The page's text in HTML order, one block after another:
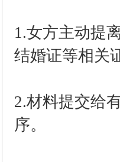
1.女方主动提
结婚证等相关
2.材料提交给
序。